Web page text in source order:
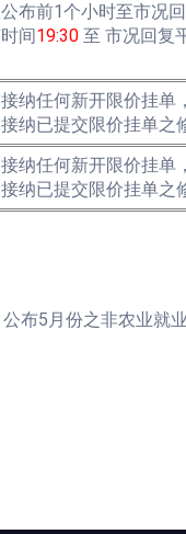
布前1个小时至市况
间19:30 至 市况回复
纳任何新开限价挂单，
纳已提交限价挂单之
纳任何新开限价挂单，
纳已提交限价挂单之
公布5月份之非农业就